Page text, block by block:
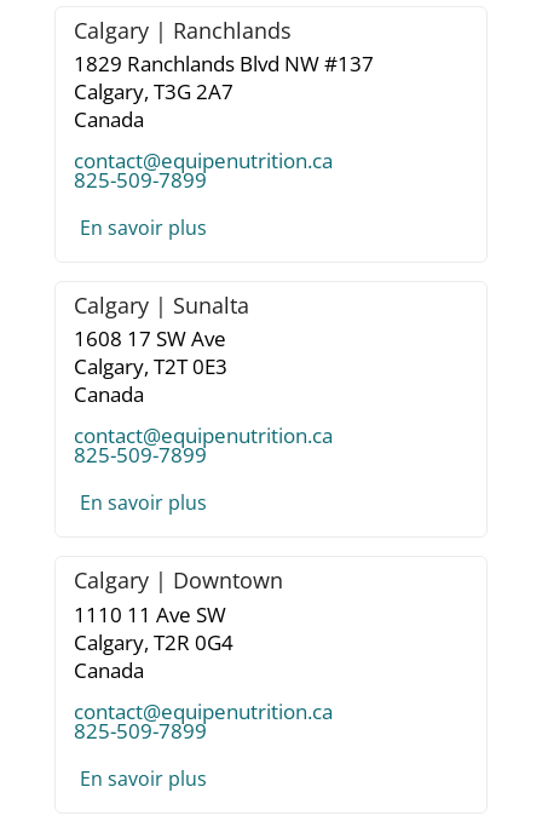
Calgary | Ranchlands
1829 Ranchlands Blvd NW #137
Calgary, T3G 2A7
Canada
contact@equipenutrition.ca
825-509-7899
En savoir plus
Calgary | Sunalta
1608 17 SW Ave
Calgary, T2T 0E3
Canada
contact@equipenutrition.ca
825-509-7899
En savoir plus
Calgary | Downtown
1110 11 Ave SW
Calgary, T2R 0G4
Canada
contact@equipenutrition.ca
825-509-7899
En savoir plus